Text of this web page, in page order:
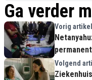
Ga verder
Vorig artikel
Volgend